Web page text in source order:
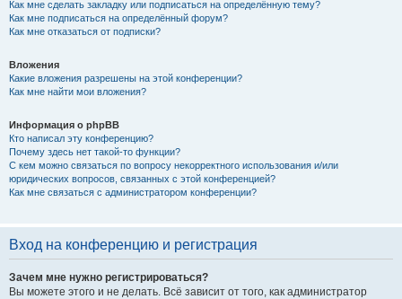
Как мне сделать закладку или подписаться на определённую тему?
Как мне подписаться на определённый форум?
Как мне отказаться от подписки?
Вложения
Какие вложения разрешены на этой конференции?
Как мне найти мои вложения?
Информация о phpBB
Кто написал эту конференцию?
Почему здесь нет такой-то функции?
С кем можно связаться по вопросу некорректного использования и/или
юридических вопросов, связанных с этой конференцией?
Как мне связаться с администратором конференции?
Вход на конференцию и регистрация
Зачем мне нужно регистрироваться?
Вы можете этого и не делать. Всё зависит от того, как администратор